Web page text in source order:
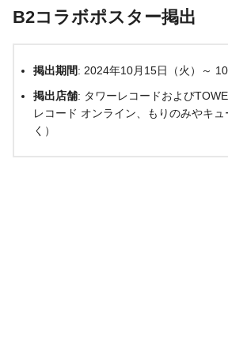
B2コラボポスター掲出
掲出期間: 2024年10月15日（火）～ 10
掲出店舗: タワーレコードおよび
レコード オンライン、もりのみやキ
く）